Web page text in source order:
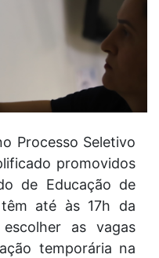
Processo Seletivo
promovidos
de Educação de
têm até às 17h da
as vagas
temporária na